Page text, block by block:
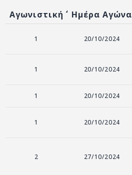
VIDEO
ΕΠΙΚΟΙΝΩΝΙΑ
Αγωνιστική Ημέρα Αγώνα
1 20/10/2024
1 20/10/2024
1 20/10/2024
1 20/10/2024
2 27/10/2024